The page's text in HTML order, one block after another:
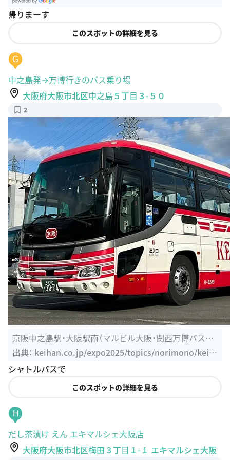
oogle Plac
帰りまーす
このスポットの詳細を見る
G
中之島発→万博行きのバス乗り場
大阪府大阪市北区中之島５丁目３-５０
2
京阪中之島駅・大阪駅南（マルビル大阪・関西万博バスタ
ーミナル）発着 ...
出典： keihan.co.jp/expo2025/topics/norimono/keih
anbus.php
シャトルバスで
このスポットの詳細を見る
H
だし茶漬け えん エキマルシェ大阪店
大阪府大阪市北区梅田３丁目１-１ エキマルシェ大阪